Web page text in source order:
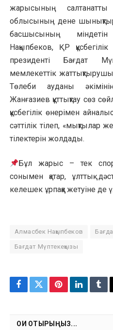
жарысының
облысының дене
басшысының
Нақыпбеков, ҚР
президенті Бағдат
мемлекеттік
Төлеби ауданы
Жанғазиев құттықтау сөз
құсбегілік өнерімен
сәттілік тілеп, «мықтылар
тілектерін жолдады.
Бұл жарыс – тек
сонымен қатар, ұлттық
келешек ұрпаққа жетуіне де
Алмасбек Нақыпбеков
Бағдат Мүптекеқызы
Facebook
TwitterPinterestLinkedIn
ОҚИ ОТЫРЫҢЫЗ...